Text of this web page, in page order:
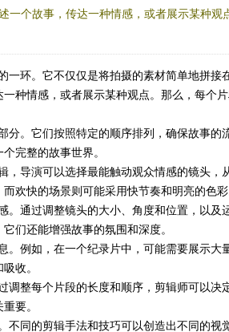
一个故事，传达一种情感，或者展示某种观
环。它不仅仅是将拍摄的素材简单地拼接
种情感，或者展示某种观点。那么，每个
。它们按照特定的顺序排列，确保故事的
完整的故事世界。
导演可以选择最能触动观众情感的镜头，
欢快的场景则可能采用快节奏和明亮的色彩
通过调整镜头的大小、角度和位置，以及
们还能增强故事的氛围和深度。
例如，在一个纪录片中，可能需要展示大
收。
整每个片段的长度和顺序，剪辑师可以决
要。
同的剪辑手法和技巧可以创造出不同的视